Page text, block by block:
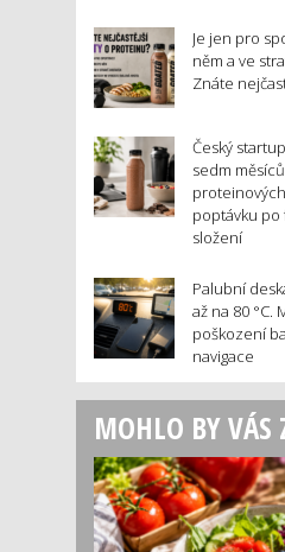
Je jen pro
něm a ve
Znáte
Český
sedm
poptávku po
složení
Palubní
až na 80 °C.
poškození
navigace
MOHLO BY VÁS